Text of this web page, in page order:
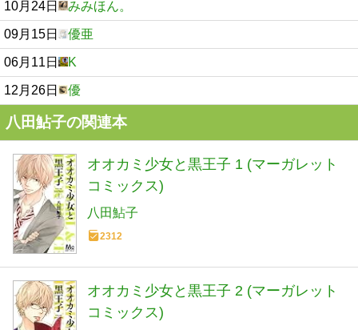
10月24日 みみほん。
09月15日 優亜
06月11日 K
12月26日 優
八田鮎子の関連本
オオカミ少女と黒王子 1 (マーガレット
コミックス)
八田鮎子
2312
オオカミ少女と黒王子 2 (マーガレット
コミックス)